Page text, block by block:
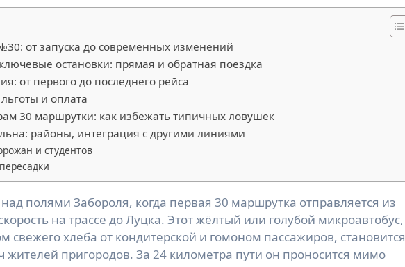
от запуска до современных изменений
остановки: прямая и обратная поездка
от первого до последнего рейса
и оплата
30 маршрутки: как избежать типичных ловушек
районы, интеграция с другими линиями
и студентов
на трассе до Луцка. Этот жёлтый или голубой микроавтобус,
свежего хлеба от кондитерской и гомоном пассажиров, становится
жителей пригородов. За 24 километра пути он проносится мимо